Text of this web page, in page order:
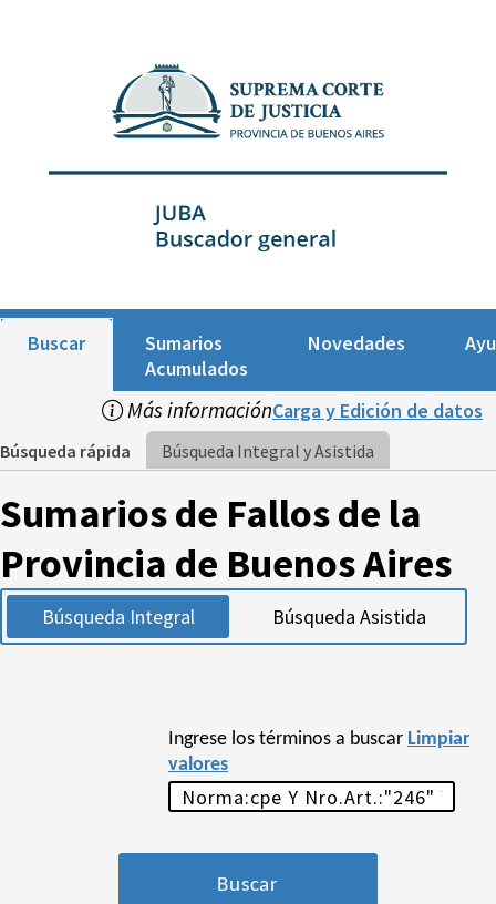
Buscar
Sumarios
Acumulados
Novedades
Más informaciónCarga y Edición de datos
Búsqueda rápida Búsqueda Integral y Asistida
Sumarios de Fallos de la
Provincia de Buenos Aires
Búsqueda Integral Búsqueda Asistida
Ingrese los términos a buscar Limpiar
valores